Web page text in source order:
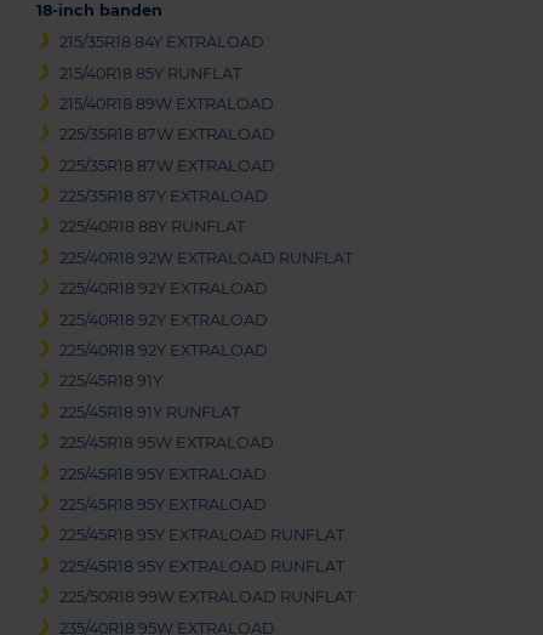
18-inch banden
215/35R18 84Y EXTRALOAD
215/40R18 85Y RUNFLAT
215/40R18 89W EXTRALOAD
225/35R18 87W EXTRALOAD
225/35R18 87W EXTRALOAD
225/35R18 87Y EXTRALOAD
225/40R18 88Y RUNFLAT
225/40R18 92W EXTRALOAD RUNFLAT
225/40R18 92Y EXTRALOAD
225/40R18 92Y EXTRALOAD
225/40R18 92Y EXTRALOAD
225/45R18 91Y
225/45R18 91Y RUNFLAT
225/45R18 95W EXTRALOAD
225/45R18 95Y EXTRALOAD
225/45R18 95Y EXTRALOAD
225/45R18 95Y EXTRALOAD RUNFLAT
225/45R18 95Y EXTRALOAD RUNFLAT
225/50R18 99W EXTRALOAD RUNFLAT
235/40R18 95W EXTRALOAD